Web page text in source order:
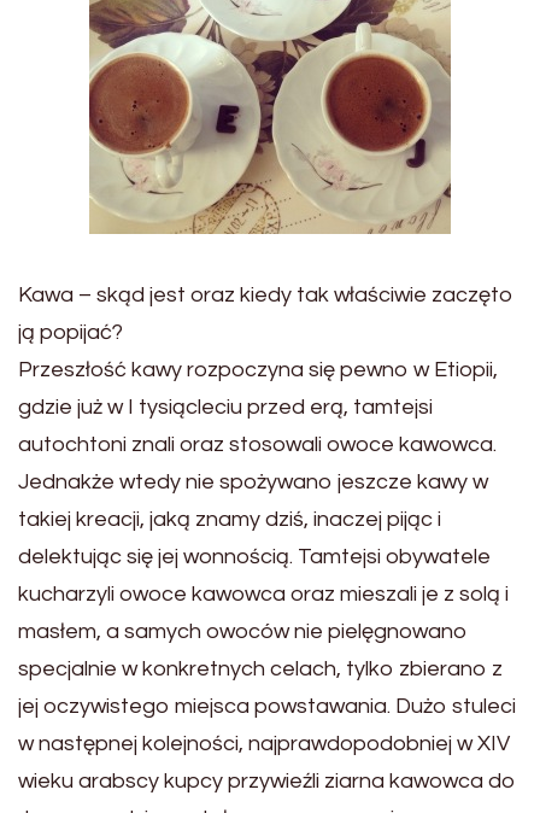
Kawa – skąd jest oraz kiedy tak właściwie zaczęto
ją popijać?
Przeszłość kawy rozpoczyna się pewno w Etiopii,
gdzie już w I tysiącleciu przed erą, tamtejsi
autochtoni znali oraz stosowali owoce kawowca.
Jednakże wtedy nie spożywano jeszcze kawy w
takiej kreacji, jaką znamy dziś, inaczej pijąc i
delektując się jej wonnością. Tamtejsi obywatele
kucharzyli owoce kawowca oraz mieszali je z solą i
masłem, a samych owoców nie pielęgnowano
specjalnie w konkretnych celach, tylko zbierano z
jej oczywistego miejsca powstawania. Dużo stuleci
w następnej kolejności, najprawdopodobniej w XIV
wieku arabscy kupcy przywieźli ziarna kawowca do